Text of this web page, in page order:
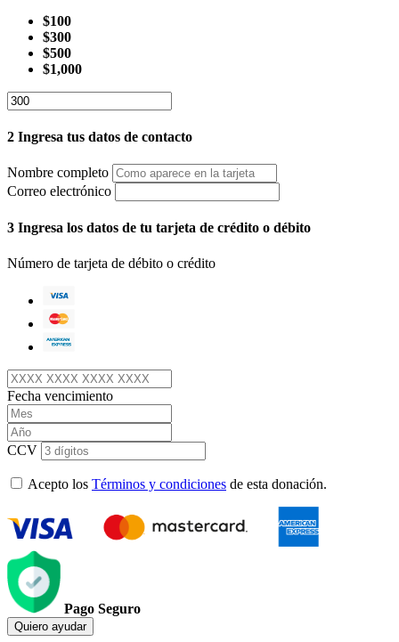
$100
$300
$500
$1,000
2 Ingresa tus datos de contacto
Nombre completo
Correo electrónico
3 Ingresa los datos de tu tarjeta de crédito o débito
Número de tarjeta de débito o crédito
Fecha vencimiento
CCV
Acepto los Términos y condiciones de esta donación.
Pago Seguro
Quiero ayudar